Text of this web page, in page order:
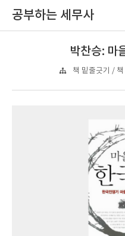
공부하는 세무사
박찬승: 마
책 밑줄긋기 /